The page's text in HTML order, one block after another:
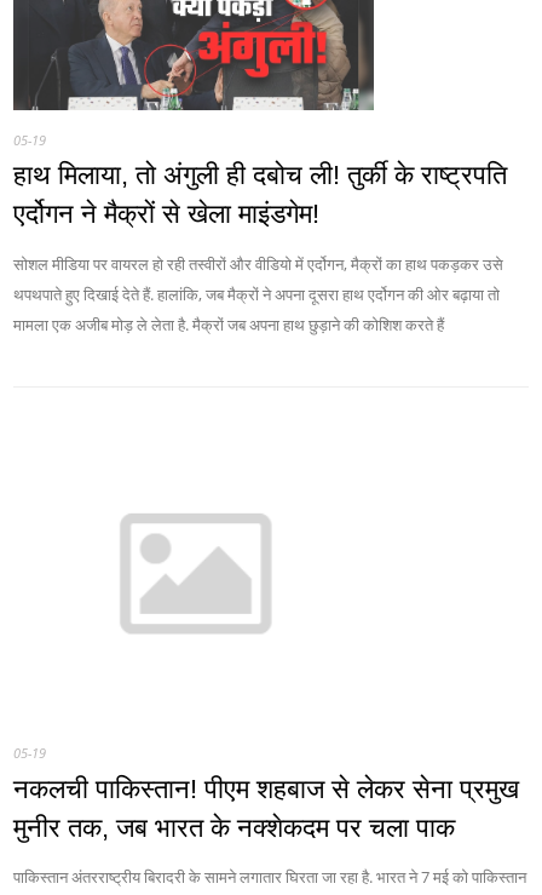
05-19
हाथ मिलाया, तो अंगुली ही दबोच ली! तुर्की के राष्ट्रपति
एर्दोगन ने मैक्रों से खेला माइंडगेम!
सोशल मीडिया पर वायरल हो रही तस्वीरों और वीडियो में एर्दोगन, मैक्रों का हाथ पकड़कर उसे
थपथपाते हुए दिखाई देते हैं. हालांकि, जब मैक्रों ने अपना दूसरा हाथ एर्दोगन की ओर बढ़ाया तो
मामला एक अजीब मोड़ ले लेता है. मैक्रों जब अपना हाथ छुड़ाने की कोशिश करते हैं
05-19
नकलची पाकिस्तान! पीएम शहबाज से लेकर सेना प्रमुख
मुनीर तक, जब भारत के नक्शेकदम पर चला पाक
पाकिस्तान अंतरराष्ट्रीय बिरादरी के सामने लगातार घिरता जा रहा है. भारत ने 7 मई को पाकिस्तान